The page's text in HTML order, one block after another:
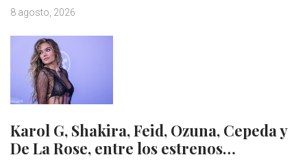
8 agosto, 2026
Karol G, Shakira, Feid, Ozuna, Cepeda y
De La Rose, entre los estrenos…